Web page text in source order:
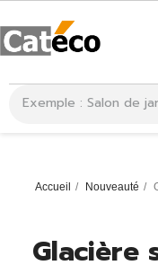
Accueil Nouveauté
Glacière